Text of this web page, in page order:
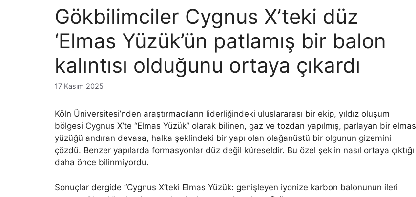
Gökbilimciler Cygnus X’teki düz
‘Elmas Yüzük’ün patlamış bir balon
kalıntısı olduğunu ortaya çıkardı
17 Kasım 2025
Köln Üniversitesi’nden araştırmacıların liderliğindeki uluslararası bir ekip, yıldız oluşum
bölgesi Cygnus X’te “Elmas Yüzük” olarak bilinen, gaz ve tozdan yapılmış, parlayan bir elmas
yüzüğü andıran devasa, halka şeklindeki bir yapı olan olağanüstü bir olgunun gizemini
çözdü. Benzer yapılarda formasyonlar düz değil küreseldir. Bu özel şeklin nasıl ortaya çıktığı
daha önce bilinmiyordu.
Sonuçlar dergide “Cygnus X’teki Elmas Yüzük: genişleyen iyonize karbon balonunun ileri